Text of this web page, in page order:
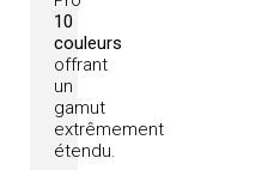
10
couleurs
offrant
un
gamut
extrêmement
étendu.